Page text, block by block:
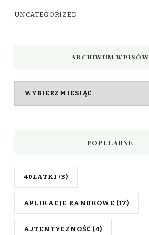
UNCATEGORIZED
ARCHIWUM WPISÓW
POPULARNE
40LATKI (3)
APLIKACJE RANDKOWE (17)
AUTENTYCZNOŚĆ (4)